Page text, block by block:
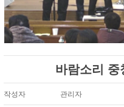
바람소리
작성자 관리자